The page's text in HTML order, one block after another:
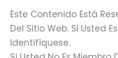
Este Contenido Está
Del Sitio Web. Si Usted
Identifíquese.